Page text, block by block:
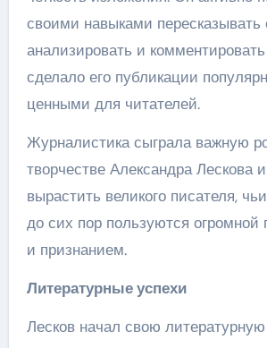
своими навыками пересказывать
анализировать и
сделало его публикации
ценными для читателей.
Журналистика сыграла важную
творчестве Александра Лескова
вырастить великого писателя,
до сих пор пользуются огромной
и признанием.
Литературные успехи
Лесков начал свою